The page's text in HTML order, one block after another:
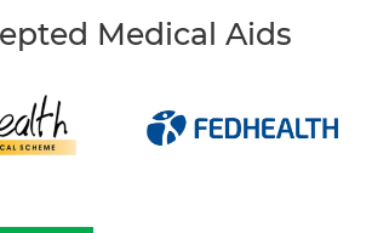
Medical Aids